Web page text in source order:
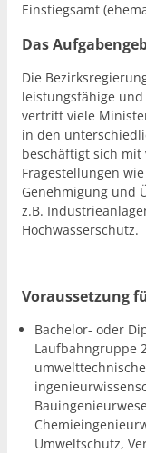
Einstiegsamt
Das
Die
leistungsfähige
vertritt viele
in den
beschäftigt sich
Fragestellungen
Genehmigung und
z.B.
Hochwasserschutz.
Voraussetzung
Bachelor- oder
Laufbahngruppe
Umweltschutz,